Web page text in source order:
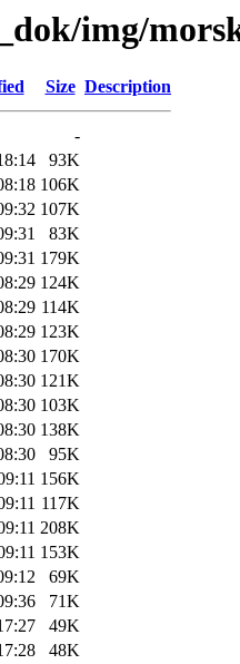
img/
Size Description
-
93K
106K
107K
83K
179K
124K
114K
123K
170K
121K
103K
138K
95K
156K
117K
208K
153K
69K
71K
49K
48K